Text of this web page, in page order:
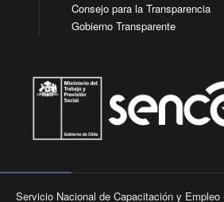
Consejo para la Transparencia
Gobierno Transparente
Servicio Nacional de Capacitación y Empleo